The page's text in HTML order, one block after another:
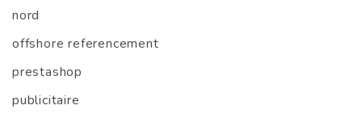
nord
offshore referencement
prestashop
publicitaire